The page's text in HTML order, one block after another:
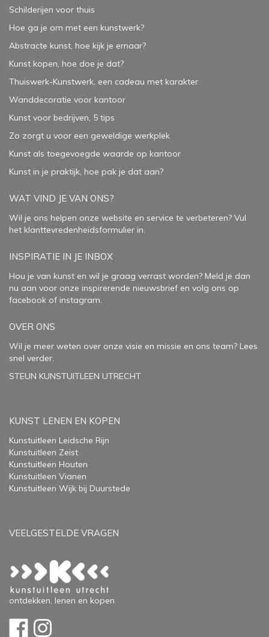
Schilderijen voor thuis
Hoe ga je om met een kunstwerk?
Abstracte kunst, hoe kijk je ernaar?
Kunst kopen, hoe doe je dat?
Thuiswerk-Kunstwerk, een cadeau met karakter
Wanddecoratie voor kantoor
Kunst voor bedrijven, 5 tips
Zo zorgt u voor een geweldige werkplek
Kunst als toegevoegde waarde op kantoor
Kunst in je praktijk, hoe pak je dat aan?
WAT VIND JE VAN ONS?
Wil je ons helpen onze website en service te verbeteren? Vul
het klanttevredenheidsformulier in.
INSPIRATIE IN JE INBOX
Hou je van kunst en wil je graag verrast worden? Meld je dan
nu aan voor onze inspirerende nieuwsbrief en volg ons op
facebook of instagram.
OVER ONS
Wil je meer weten over onze visie en missie en ons team? Lees
snel verder.
STEUN KUNSTUITLEEN UTRECHT
KUNST LENEN EN KOPEN
Kunstuitleen Leidsche Rijn
Kunstuitleen Zeist
Kunstuitleen Houten
Kunstuitleen Vianen
Kunstuitleen Wijk bij Duurstede
VEELGESTELDE VRAGEN
ontdekken, lenen en kopen